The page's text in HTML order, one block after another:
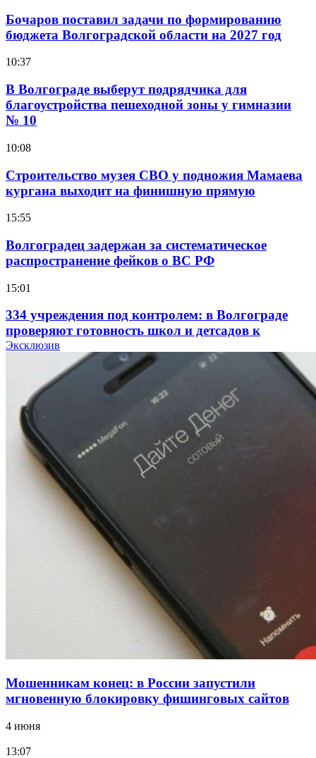
Бочаров поставил задачи по формированию
бюджета Волгоградской области на 2027 год
10:37
В Волгограде выберут подрядчика для
благоустройства пешеходной зоны у гимназии
№ 10
10:08
Строительство музея СВО у подножия Мамаева
кургана выходит на финишную прямую
15:55
Волгоградец задержан за систематическое
распространение фейков о ВС РФ
15:01
334 учреждения под контролем: в Волгограде
проверяют готовность школ и детсадов к
учебному году
Покушение на убийство в Волгограде: девушка
напала на незнакомую женщину с ножом
12:39
Сладкий праздник в Волгограде: в Центральном
парке прошёл фестиваль „Арбузный переполох“
Волгоградские компании нарастили экспорт:
заключены контракты на 3,6 млн долларов
Эксклюзив
Мошенникам конец: в России запустили
мгновенную блокировку фишинговых сайтов
4 июня
13:07